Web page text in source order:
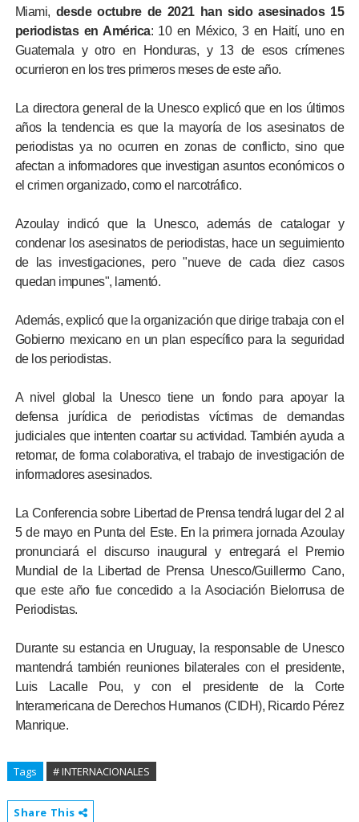
Miami, desde octubre de 2021 han sido asesinados 15
periodistas en América: 10 en México, 3 en Haití, uno en
Guatemala y otro en Honduras, y 13 de esos crímenes
ocurrieron en los tres primeros meses de este año.
La directora general de la Unesco explicó que en los últimos
años la tendencia es que la mayoría de los asesinatos de
periodistas ya no ocurren en zonas de conflicto, sino que
afectan a informadores que investigan asuntos económicos o
el crimen organizado, como el narcotráfico.
Azoulay indicó que la Unesco, además de catalogar y
condenar los asesinatos de periodistas, hace un seguimiento
de las investigaciones, pero "nueve de cada diez casos
quedan impunes", lamentó.
Además, explicó que la organización que dirige trabaja con el
Gobierno mexicano en un plan específico para la seguridad
de los periodistas.
A nivel global la Unesco tiene un fondo para apoyar la
defensa jurídica de periodistas víctimas de demandas
judiciales que intenten coartar su actividad. También ayuda a
retomar, de forma colaborativa, el trabajo de investigación de
informadores asesinados.
La Conferencia sobre Libertad de Prensa tendrá lugar del 2 al
5 de mayo en Punta del Este. En la primera jornada Azoulay
pronunciará el discurso inaugural y entregará el Premio
Mundial de la Libertad de Prensa Unesco/Guillermo Cano,
que este año fue concedido a la Asociación Bielorrusa de
Periodistas.
Durante su estancia en Uruguay, la responsable de Unesco
mantendrá también reuniones bilaterales con el presidente,
Luis Lacalle Pou, y con el presidente de la Corte
Interamericana de Derechos Humanos (CIDH), Ricardo Pérez
Manrique.
Tags # INTERNACIONALES
Share This